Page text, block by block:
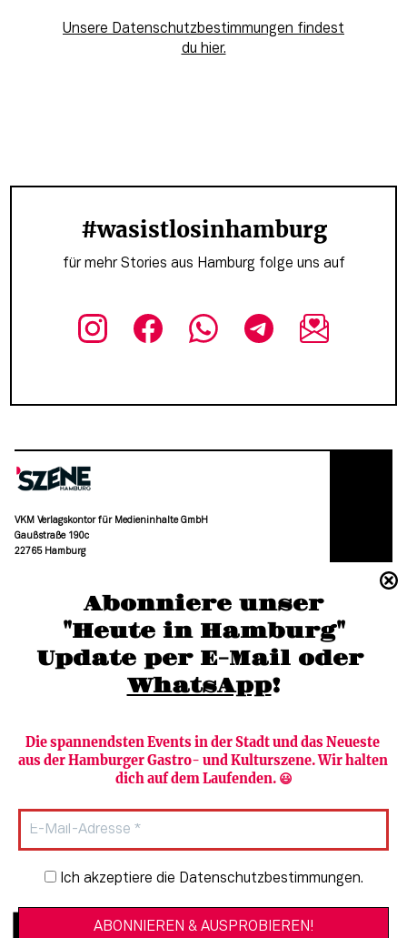
Abonniere unser
"Heute in Hamburg"
Update per E-Mail oder
WhatsApp!
Die spannendsten Events in der Stadt und das Neueste
aus der Hamburger Gastro- und Kulturszene. Wir halten
dich auf dem Laufenden. 😃
Newsletter-Anmeldung
Ich akzeptiere die Datenschutzbestimmungen.
Unsere Datenschutzbestimmungen findest
du hier.
#wasistlosinhamburg
für mehr Stories aus Hamburg folge uns auf
VKM Verlagskontor für Medieninhalte GmbH
Gaußstraße 190c
22765 Hamburg
moc.grubmah-enezs@ofni
Newsletter abonnieren
HAMBURG PUR